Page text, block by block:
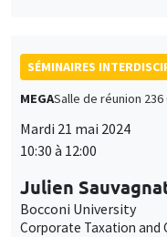
SÉMINAIRES
MEGASalle de réunion 236
Mardi 21 mai 2024
10:30 à 12:00
Julien
Bocconi University
Corporate Taxation and